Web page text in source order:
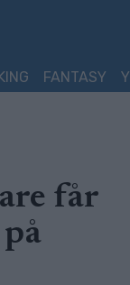
FANTASY
får